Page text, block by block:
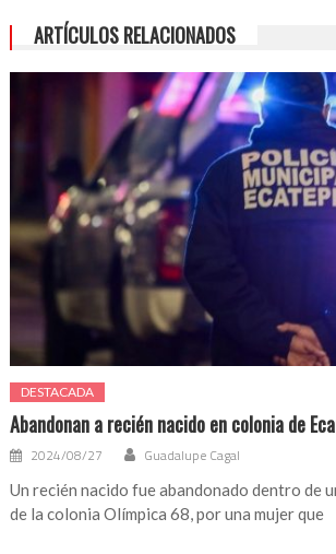
ARTÍCULOS RELACIONADOS
DESTACADA
Abandonan a recién nacido en colonia de
2024/08/27 Guadalupe Cagal
Un recién nacido fue abandonado dentro de
de la colonia Olímpica 68, por una mujer que